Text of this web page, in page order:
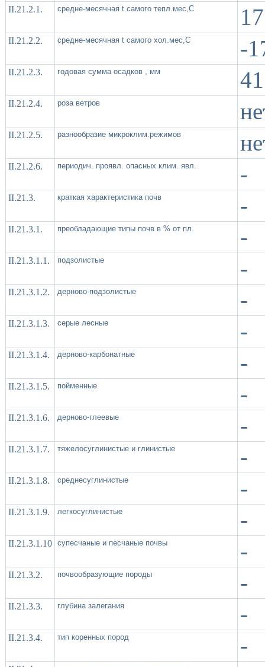
II.21.2.1. средне-месячная t самого тепл.мес,С
II.21.2.2. средне-месячная t самого хол.мес,С -
II.21.2.3. годовая сумма осадков , мм
II.21.2.4. роза ветров
II.21.2.5. разнообразие микроклим.режимов
II.21.2.6. периодич. проявл. опасных клим. явл. -
II.21.3. краткая характеристика почв -
II.21.3.1. преобладающие типы почв в % от пл. -
II.21.3.1.1. подзолистые -
II.21.3.1.2. дерново-подзолистые -
II.21.3.1.3. серые лесные -
II.21.3.1.4. дерново-карбонатные -
II.21.3.1.5. пойменные -
II.21.3.1.6. дерново-глеевые -
II.21.3.1.7. тяжелосуглинистые и глинистые -
II.21.3.1.8. среднесуглинистые -
II.21.3.1.9. легкосуглинистые -
II.21.3.1.10 супесчаные и песчаные почвы -
II.21.3.2. почвообразующие породы -
II.21.3.3. глубина залегания -
II.21.3.4. тип коренных пород -